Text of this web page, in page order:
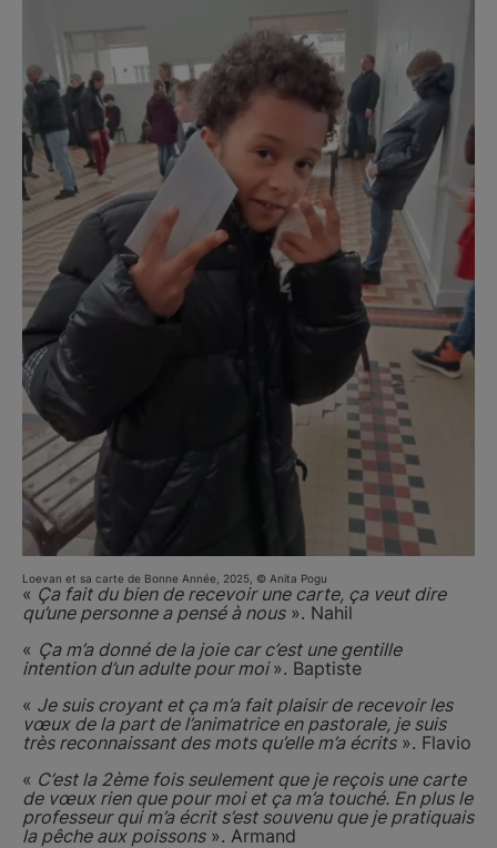
Loevan et sa carte de Bonne Année, 2025, © Anita Pogu
« Ça fait du bien de recevoir une carte, ça veut dire
qu’une personne a pensé à nous». Nahil
« Ça m’a donné de la joie car c’est une gentille
intention d’un adulte pour moi». Baptiste
« Je suis croyant et ça m’a fait plaisir de recevoir les
vœux de la part de l’animatrice en pastorale, je suis
très reconnaissant des mots qu’elle m’a écrits». Flavio
« C’est la 2ème fois seulement que je reçois une carte
de vœux rien que pour moi et ça m’a touché. En plus le
professeur qui m’a écrit s’est souvenu que je pratiquais
la pêche aux poissons». Armand